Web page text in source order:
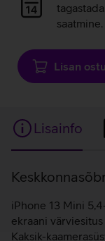
laadimine
saatmine.
Lisan
Lisainfo
Lisainfo
iPhone 13 Mini
ekraani
Kaksik-